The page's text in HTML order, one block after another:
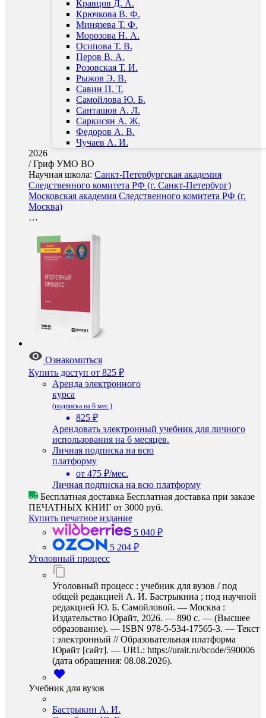
Кравцов Д. А.
Крючкова В. Ф.
Минязева Т. Ф.
Морозова Н. А.
Осипова Т. В.
Перов В. А.
Розовская Т. И.
Рыжов Э. В.
Савин П. Т.
Самойлова Ю. Б.
Санташов А. Л.
Саркисян А. Ж.
Федоров А. В.
Чучаев А. И.
2026
/Гриф УМО ВО
Научная школа: Санкт-Петербургская академия
Следственного комитета РФ (г. Санкт-Петербург)
Московская академия Следственного комитета РФ (г.
Москва)
…
Ознакомиться
Купить доступ от 825 ₽
Аренда электронного
курса
(подписка на 6 мес.)
825 ₽
Арендовать электронный учебник для личного
использования на 6 месяцев.
Личная подписка на всю
платформу
от 475 ₽/мес.
Личная подписка на всю платформу
Бесплатная доставка Бесплатная доставка при заказе
ПЕЧАТНЫХ КНИГ от 3000 руб.
Купить печатное издание
5 040 ₽
5 204 ₽
Уголовный процесс
Уголовный процесс : учебник для вузов / под
общей редакцией А. И. Бастрыкина ; под научной
редакцией Ю. Б. Самойловой. — Москва :
Издательство Юрайт, 2026. — 890 с. — (Высшее
образование). — ISBN 978-5-534-17565-3. — Текст
: электронный // Образовательная платформа
Юрайт [сайт]. — URL: https://urait.ru/bcode/590006
(дата обращения: 08.08.2026).
Учебник для вузов
Бастрыкин А. И.